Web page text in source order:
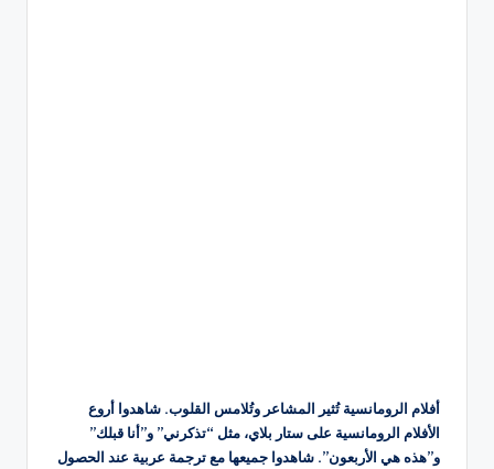
أفلام الرومانسية تُثير المشاعر وتُلامس القلوب. شاهدوا أروع
الأفلام الرومانسية على ستار بلاي، مثل “تذكرني” و”أنا قبلك”
و”هذه هي الأربعون”. شاهدوا جميعها مع ترجمة عربية عند الحصول